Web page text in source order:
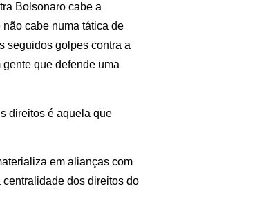
Bolsonaro cabe a
cabe numa tática de
seguidos golpes contra a
que defende uma
direitos é aquela que
em alianças com
dos direitos do